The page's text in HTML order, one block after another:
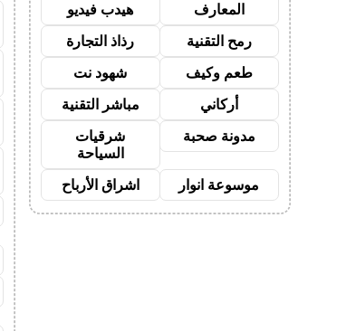
المعارف هيدب فيديو
رمح التقنية رذاذ التجارة
طعم وكيف شهود نت
أركاني مباشر التقنية
مدونة صحبة
شرقيات
السياحة
موسوعة انوار اشراق الأرباح